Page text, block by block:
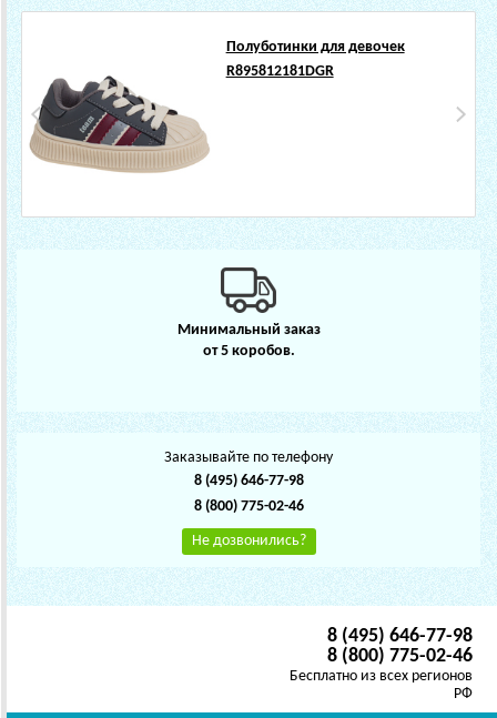
Полуботинки для девочек
R895812181DGR
Минимальный заказ
от 5 коробов.
Заказывайте по телефону
8 (495) 646-77-98
8 (800) 775-02-46
Не дозвонились?
8 (495) 646-77-98
8 (800) 775-02-46
Бесплатно из всех регионов
РФ